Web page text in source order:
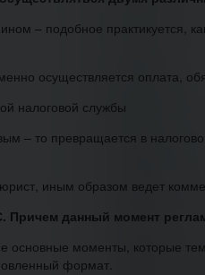
– подобное практикуется,
осуществляется
налоговой службы
– то превращается в
иным образом ведет
Причем данный момент
основные моменты, которые
формат.